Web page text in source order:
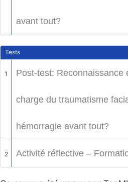
avant tout?
Tests
1 Post-test: Reconnaissance
charge du traumatisme
hémorragie avant tout?
2 Activité réflective –